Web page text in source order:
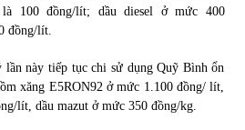
2021
ngày 12/10/2021: Top 10 cổ phiếu nổi bật
2021
100 đồng/lít; dầu diesel ở mức 400
đồng/lít.
này tiếp tục chi sử dụng Quỹ Bình ổn
xăng E5RON92 ở mức 1.100 đồng/ lít,
lít, dầu mazut ở mức 350 đồng/kg.